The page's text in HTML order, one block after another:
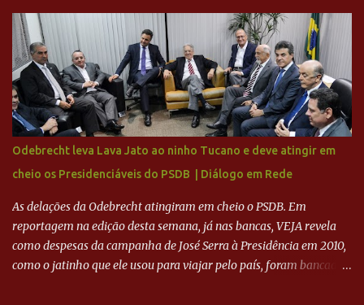
feito imediatamente para pagamento de dívidas emergenciais e
investimentos no departamento de futebol. O projeto apresentado
para a recuperação do Cruzeiro, o aporte financeiro inicial, com
Ronaldo sendo solidário à dívida de R$ 1 bilhão a partir de agora,
mais o peso que o ex-atacante tem no mundo do futebol, além de
sua história na Raposa, pesaram para que um dos mais icônicos
camisas 9 acertasse a compra do clube. Fonte: Itatiaia Fonte:
ADVOGADO DO CRUZEIRO NA SAF EXPLICA SITUAÇÃO DO
CRUZEIRO - RONALDO COMPROU 90% DAS AÇÕES DO CLUBE
Odebrecht leva Lava Jato ao ninho Tucano e deve atingir em
cheio os Presidenciáveis do PSDB | Diálogo em Rede
As delações da Odebrecht atingiram em cheio o PSDB. Em
reportagem na edição desta semana, já nas bancas, VEJA revela
como despesas da campanha de José Serra à Presidência em 2010,
como o jatinho que ele usou para viajar pelo país, foram bancadas